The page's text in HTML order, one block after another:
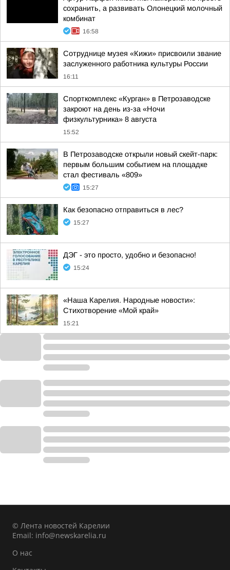
сохранить, а развивать Олонецкий молочный
комбинат
16:58
Сотруднице музея «Кижи» присвоили звание
заслуженного работника культуры России
16:11
Спорткомплекс «Курган» в Петрозаводске
закроют на день из-за «Ночи
физкультурника» 8 августа
15:52
В Петрозаводске открыли новый скейт-парк:
первым большим событием на площадке
стал фестиваль «809»
15:27
Как безопасно отправиться в лес?
15:27
ДЭГ - это просто, удобно и безопасно!
15:24
«Наша Карелия. Народные новости»:
Стихотворение «Мой край»
15:21
© Лента новостей Карелии
Email: info@newskarelia.ru
О нас